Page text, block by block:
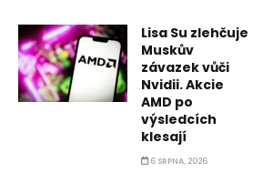
Lisa Su zlehčuje
Muskův
závazek vůči
Nvidii. Akcie
AMD po
výsledcích
klesají
6 SRPNA, 2026